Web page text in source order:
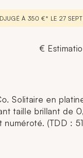
À 350 €* LE 27
Solitaire en
taille brillant de
numéroté. (TDD :